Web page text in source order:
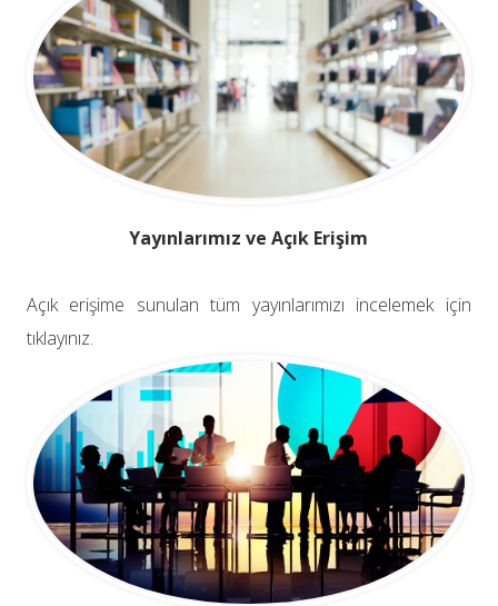
Yayınlarımız ve Açık Erişim
Açık erişime sunulan tüm yayınlarımızı incelemek için
tıklayınız.